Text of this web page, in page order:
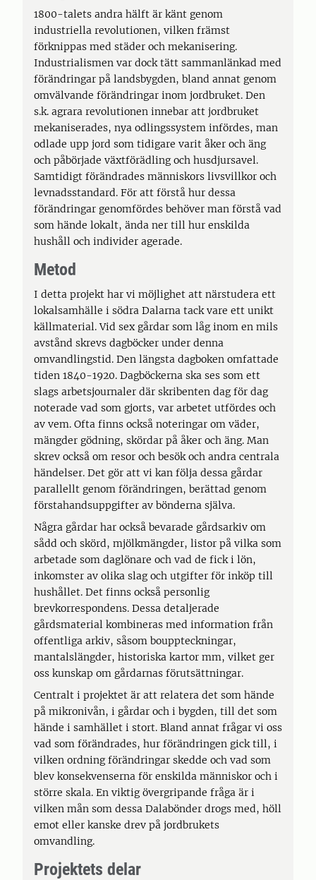
1800-talets andra hälft är känt genom
industriella revolutionen, vilken främst
förknippas med städer och mekanisering.
Industrialismen var dock tätt sammanlänkad med
förändringar på landsbygden, bland annat genom
omvälvande förändringar inom jordbruket. Den
s.k. agrara revolutionen innebar att jordbruket
mekaniserades, nya odlingssystem infördes, man
odlade upp jord som tidigare varit åker och äng
och påbörjade växtförädling och husdjursavel.
Samtidigt förändrades människors livsvillkor och
levnadsstandard. För att förstå hur dessa
förändringar genomfördes behöver man förstå vad
som hände lokalt, ända ner till hur enskilda
hushåll och individer agerade.
Metod
I detta projekt har vi möjlighet att närstudera ett
lokalsamhälle i södra Dalarna tack vare ett unikt
källmaterial. Vid sex gårdar som låg inom en mils
avstånd skrevs dagböcker under denna
omvandlingstid. Den längsta dagboken omfattade
tiden 1840-1920. Dagböckerna ska ses som ett
slags arbetsjournaler där skribenten dag för dag
noterade vad som gjorts, var arbetet utfördes och
av vem. Ofta finns också noteringar om väder,
mängder gödning, skördar på åker och äng. Man
skrev också om resor och besök och andra centrala
händelser. Det gör att vi kan följa dessa gårdar
parallellt genom förändringen, berättad genom
förstahandsuppgifter av bönderna själva.
Några gårdar har också bevarade gårdsarkiv om
sådd och skörd, mjölkmängder, listor på vilka som
arbetade som daglönare och vad de fick i lön,
inkomster av olika slag och utgifter för inköp till
hushållet. Det finns också personlig
brevkorrespondens. Dessa detaljerade
gårdsmaterial kombineras med information från
offentliga arkiv, såsom bouppteckningar,
mantalslängder, historiska kartor mm, vilket ger
oss kunskap om gårdarnas förutsättningar.
Centralt i projektet är att relatera det som hände
på mikronivån, i gårdar och i bygden, till det som
hände i samhället i stort. Bland annat frågar vi oss
vad som förändrades, hur förändringen gick till, i
vilken ordning förändringar skedde och vad som
blev konsekvenserna för enskilda människor och i
större skala. En viktig övergripande fråga är i
vilken mån som dessa Dalabönder drogs med, höll
emot eller kanske drev på jordbrukets
omvandling.
Projektets delar